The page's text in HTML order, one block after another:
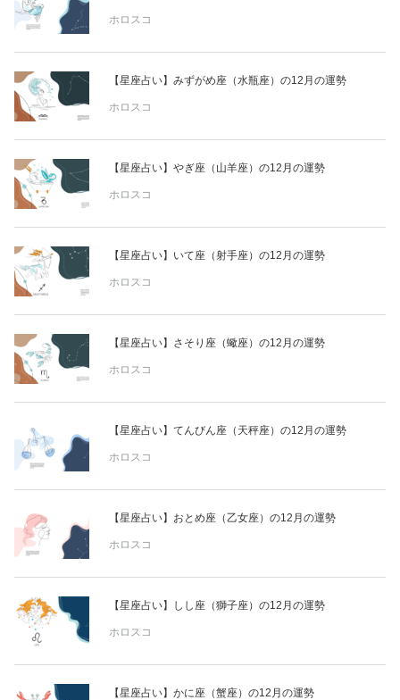
妊娠/出産/家族
グルメ
トラベル
カルチャー/エンタメ
性と愛
ゲーム
ホロスコ
【星座占い】みずがめ座（水瓶座）の12月の運勢
ホロスコ
【星座占い】やぎ座（山羊座）の12月の運勢
ホロスコ
【星座占い】いて座（射手座）の12月の運勢
ホロスコ
【星座占い】さそり座（蠍座）の12月の運勢
ホロスコ
【星座占い】てんびん座（天秤座）の12月の運勢
ホロスコ
【星座占い】おとめ座（乙女座）の12月の運勢
ホロスコ
【星座占い】しし座（獅子座）の12月の運勢
ホロスコ
【星座占い】かに座（蟹座）の12月の運勢